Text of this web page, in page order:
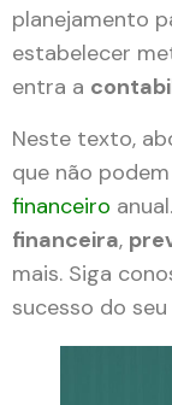
planejamento
estabelecer
entra a
Neste texto,
que não
financeiro
financeira,
mais. Siga
sucesso do